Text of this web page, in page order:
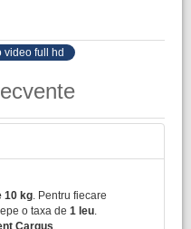
video full hd
10 kg. Pentru fiecare
o taxa de 1 leu.
Cargus.